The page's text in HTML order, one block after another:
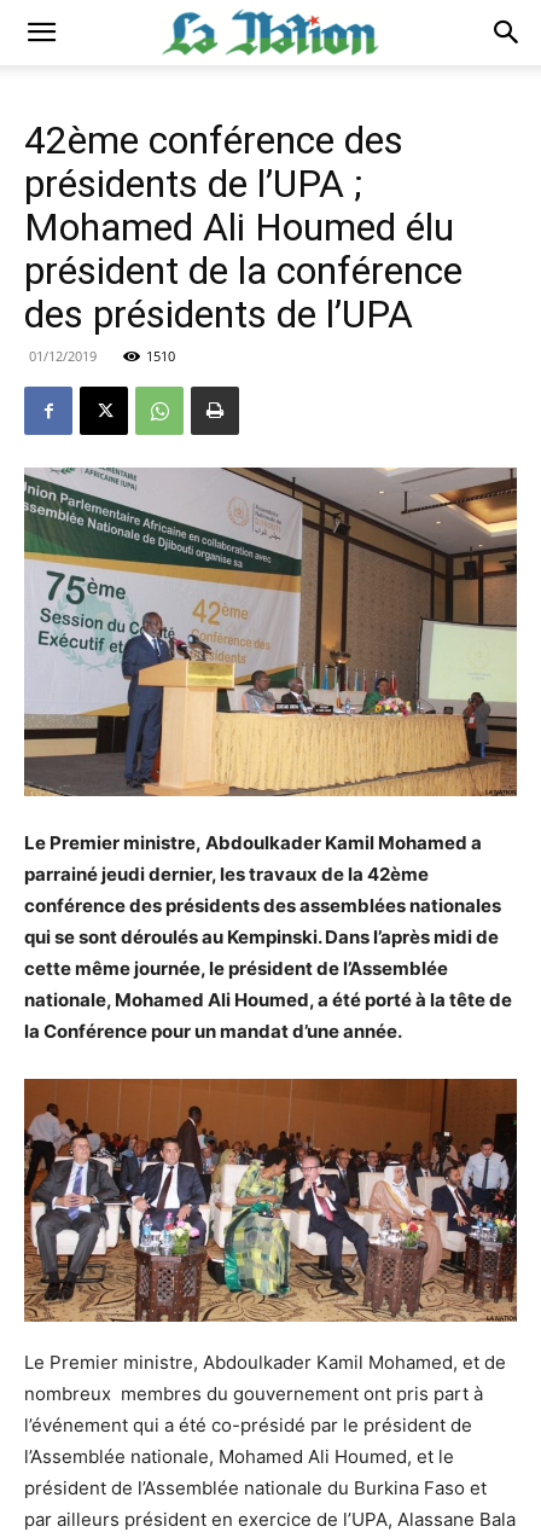
42ème conférence des
présidents de l’UPA ;
Mohamed Ali Houmed élu
président de la conférence
des présidents de l’UPA
01/12/2019 1510
Le Premier ministre, Abdoulkader Kamil Mohamed a
parrainé jeudi dernier, les travaux de la 42ème
conférence des présidents des assemblées nationales
qui se sont déroulés au Kempinski. Dans l’après midi de
cette même journée, le président de l’Assemblée
nationale, Mohamed Ali Houmed, a été porté à la tête de
la Conférence pour un mandat d’une année.
Le Premier ministre, Abdoulkader Kamil Mohamed, et de
nombreux membres du gouvernement ont pris part à
l’événement qui a été co-présidé par le président de
l’Assemblée nationale, Mohamed Ali Houmed, et le
président de l’Assemblée nationale du Burkina Faso et
par ailleurs président en exercice de l’UPA, Alassane Bala​